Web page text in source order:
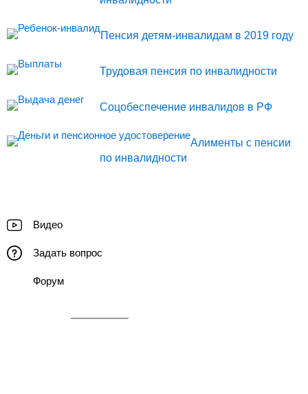
Пенсия детям-инвалидам в 2019 году
Трудовая пенсия по инвалидности
Соцобеспечение инвалидов в РФ
Алименты с пенсии
по инвалидности
Видео
Задать вопрос
Форум